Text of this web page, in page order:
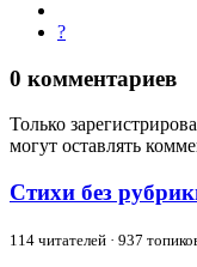
?
0 комментариев
Только
могут оставлять
Стихи без
114 читателей · 937